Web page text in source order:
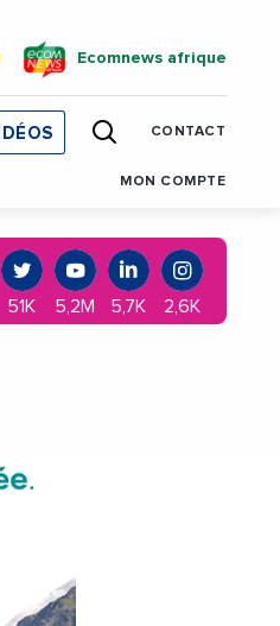
Ecomnews afrique
CONTACT
MON COMPTE
51K 5,2M 5,7K 2,6K